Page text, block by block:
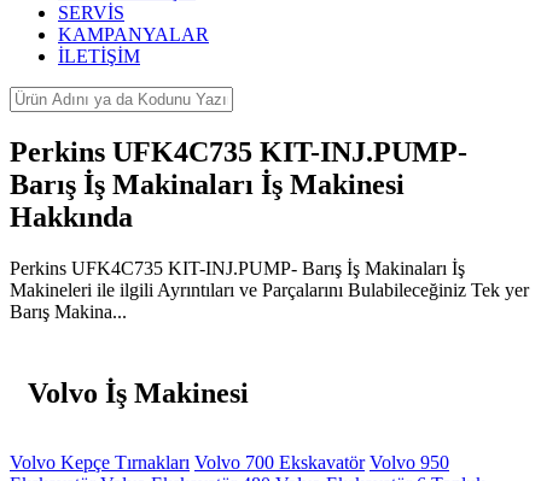
SERVİS
KAMPANYALAR
İLETİŞİM
Perkins UFK4C735 KIT-INJ.PUMP-
Barış İş Makinaları İş Makinesi
Hakkında
Perkins UFK4C735 KIT-INJ.PUMP- Barış İş Makinaları İş
Makineleri ile ilgili Ayrıntıları ve Parçalarını Bulabileceğiniz Tek yer
Barış Makina...
Volvo İş Makinesi
Volvo Kepçe Tırnakları Volvo 700 Ekskavatör Volvo 950